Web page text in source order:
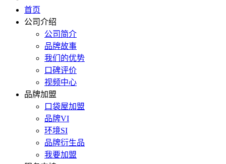
首页
公司介绍
公司简介
品牌故事
我们的优势
口碑评价
视频中心
品牌加盟
口袋屋加盟
品牌VI
环境SI
品牌衍生品
我要加盟